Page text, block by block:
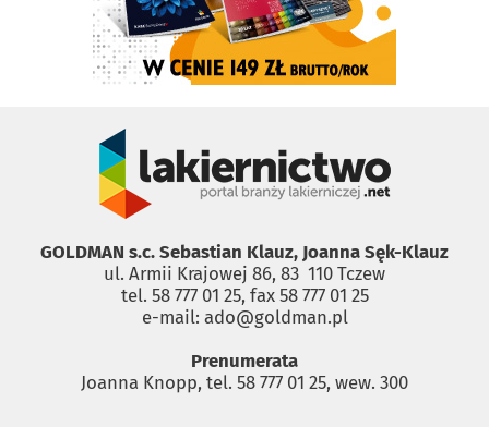
GOLDMAN s.c. Sebastian Klauz, Joanna Sęk-Klauz
ul. Armii Krajowej 86, 83 ­ 110 Tczew
tel. 58 777 01 25, fax 58 777 01 25
e-mail: ado@goldman.pl
Prenumerata
Joanna Knopp, tel. 58 777 01 25, wew. 300